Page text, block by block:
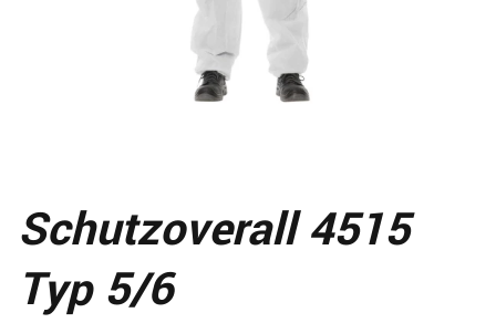
Schutzoverall 4515
Typ 5/6